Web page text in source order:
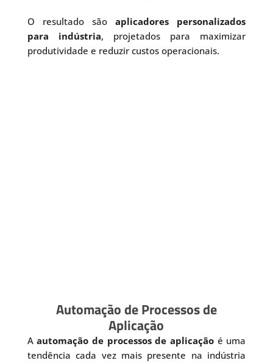
O resultado sãoaplicadores personalizados
para indústria, projetados para maximizar
produtividade e reduzir custos operacionais.
Automação de Processos de
Aplicação
Aautomação de processos de aplicaçãoé uma
tendência cada vez mais presente na indústria